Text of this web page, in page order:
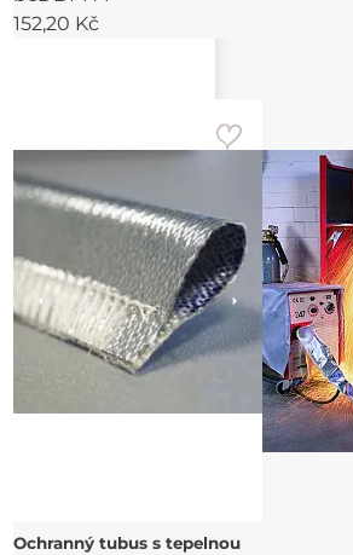
152,20 Kč
Ochranný tubus s tepelnou